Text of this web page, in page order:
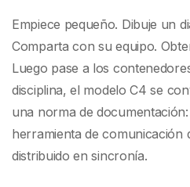
Empiece pequeño. Dibuje un
Comparta con su equipo.
Luego pase a los
disciplina, el modelo C4 se
una norma de
herramienta de comunicación
distribuido en sincronía.